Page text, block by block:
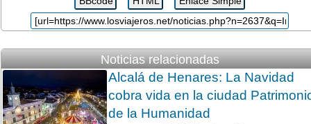
Noticias relacionadas
Alcalá de Henares: La Navidad
cobra vida en la ciudad
de la Humanidad